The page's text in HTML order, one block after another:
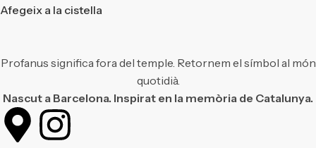
Afegeix a la cistella
Profanus significa fora del temple. Retornem el símbol al món
quotidià.
Nascut a Barcelona. Inspirat en la memòria de Catalunya.